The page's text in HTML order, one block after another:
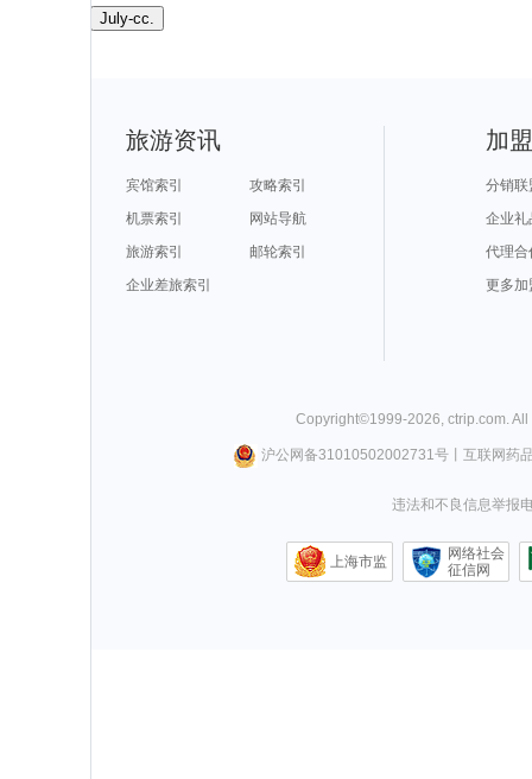
July-cc.
旅游资讯
宾馆索引
攻略索引
机票索引
网站导航
旅游索引
邮轮索引
企业差旅索引
加
分销联
企业礼
代理合
更多加
Copyright©1999-2026 ctrip.com .
沪公网备31010502002731号丨 互联网药
违法和不良信息举报
上海市监
网络社会
征信网